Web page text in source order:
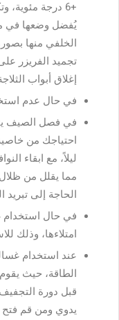
يُفضل وضعها في
الخلفي منها
تجميد الفريزر
إغلاق أبواب
في حال عدم
في فصل الصيف
احتياجك من
ليلاً، مع ابقاء
مما يقلل من
الحاجة إلى تبريد
في حال استخدام
امتلاءها، وذلك
عند استخدام
الطاقة، حيث
قبل دورة
يدوي ومن قم فتح